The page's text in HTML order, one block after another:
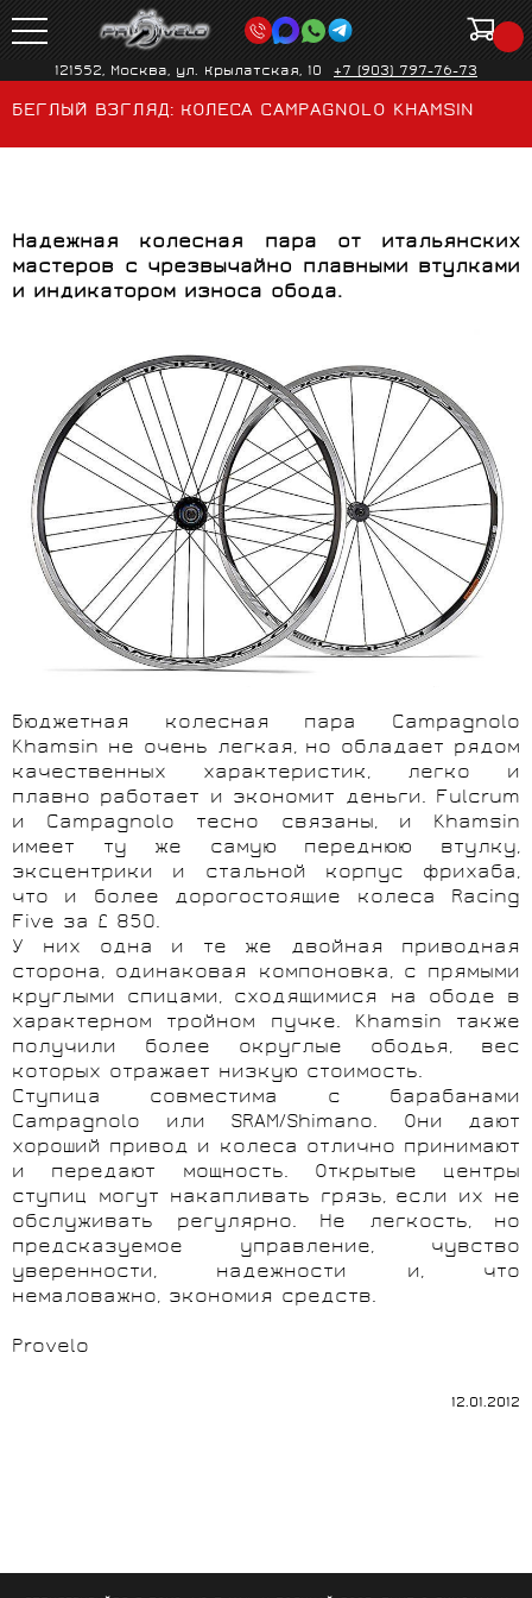
121552, Москва, ул. Крылатская, 10 +7 (903) 797-76-73
БЕГЛЫЙ ВЗГЛЯД: КОЛЕСА CAMPAGNOLO KHAMSIN
Надежная колесная пара от итальянских
мастеров с чрезвычайно плавными втулками
и индикатором износа обода.
Бюджетная колесная пара Campagnolo
Khamsin не очень легкая, но обладает рядом
качественных характеристик, легко и
плавно работает и экономит деньги. Fulcrum
и Campagnolo тесно связаны, и Khamsin
имеет ту же самую переднюю втулку,
эксцентрики и стальной корпус фрихаба,
что и более дорогостоящие колеса Racing
Five за £ 850.
У них одна и те же двойная приводная
сторона, одинаковая компоновка, с прямыми
круглыми спицами, сходящимися на ободе в
характерном тройном пучке. Khamsin также
получили более округлые ободья, вес
которых отражает низкую стоимость.
Ступица совместима с барабанами
Campagnolo или SRAM/Shimano. Они дают
хороший привод и колеса отлично принимают
и передают мощность. Открытые центры
ступиц могут накапливать грязь, если их не
обслуживать регулярно. Не легкость, но
предсказуемое управление, чувство
уверенности, надежности и, что
немаловажно, экономия средств.
Provelo
12.01.2012